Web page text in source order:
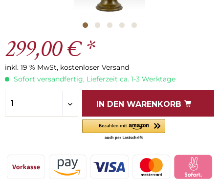
299,00 € *
inkl. 19 % MwSt, kostenloser Versand
Sofort versandfertig, Lieferzeit ca. 1-3 Werktage
IN DEN WARENKORB